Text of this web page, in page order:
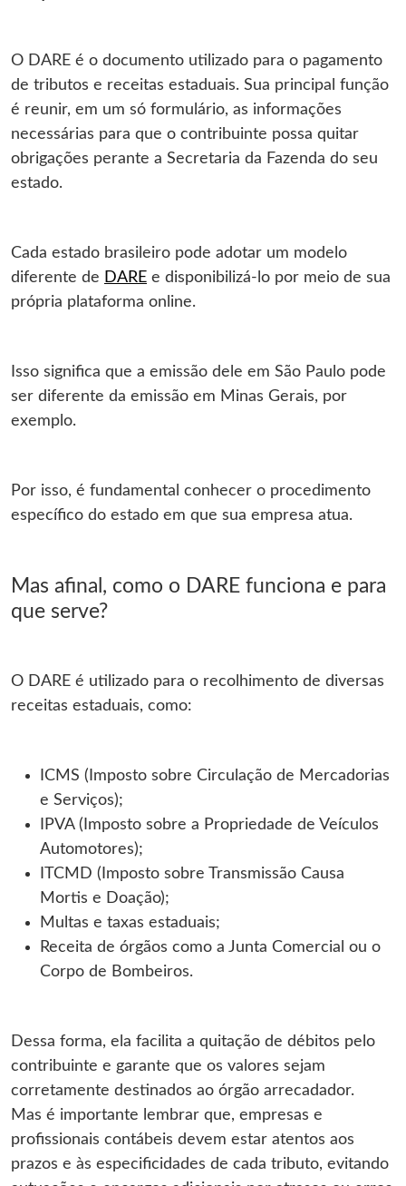
O DARE é o documento utilizado para o pagamento
de tributos e receitas estaduais. Sua principal função
é reunir, em um só formulário, as informações
necessárias para que o contribuinte possa quitar
obrigações perante a Secretaria da Fazenda do seu
estado.
Cada estado brasileiro pode adotar um modelo
diferente de DARE e disponibilizá-lo por meio de sua
própria plataforma online.
Isso significa que a emissão dele em São Paulo pode
ser diferente da emissão em Minas Gerais, por
exemplo.
Por isso, é fundamental conhecer o procedimento
específico do estado em que sua empresa atua.
Mas afinal, como o DARE funciona e para
que serve?
O DARE é utilizado para o recolhimento de diversas
receitas estaduais, como:
ICMS (Imposto sobre Circulação de Mercadorias
e Serviços);
IPVA (Imposto sobre a Propriedade de Veículos
Automotores);
ITCMD (Imposto sobre Transmissão Causa
Mortis e Doação);
Multas e taxas estaduais;
Receita de órgãos como a Junta Comercial ou o
Corpo de Bombeiros.
Dessa forma, ela facilita a quitação de débitos pelo
contribuinte e garante que os valores sejam
corretamente destinados ao órgão arrecadador.
Mas é importante lembrar que, empresas e
profissionais contábeis devem estar atentos aos
prazos e às especificidades de cada tributo, evitando